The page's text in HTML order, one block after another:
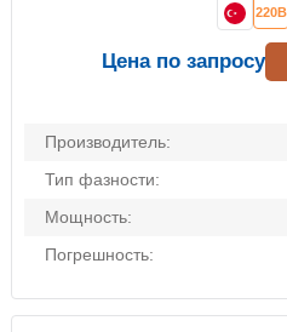
Производитель:
Тип фазности:
Мощность:
Погрешность:
220В
Цена по запросу